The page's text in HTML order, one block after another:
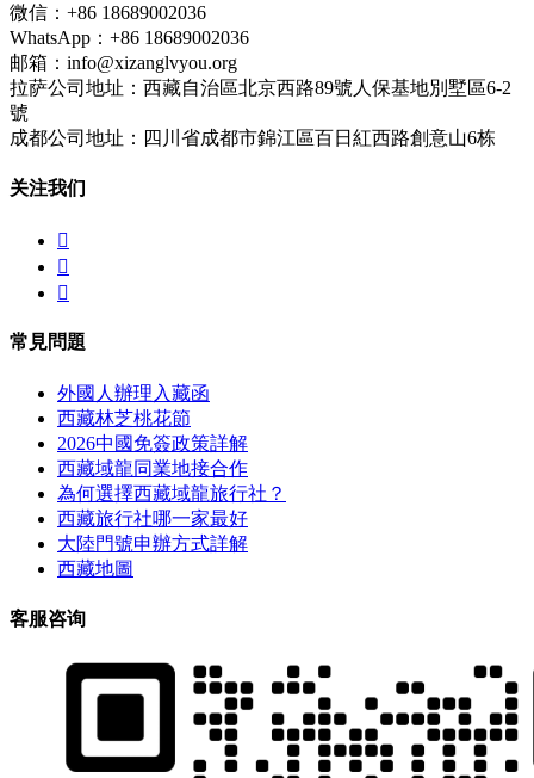
微信：+86 18689002036
WhatsApp：+86 18689002036
邮箱：info@xizanglvyou.org
拉萨公司地址：西藏自治區北京西路89號人保基地別墅區6-2
號
成都公司地址：四川省成都市錦江區百日紅西路創意山6栋
关注我们



常見問題
外國人辦理入藏函
西藏林芝桃花節
2026中國免簽政策詳解
西藏域龍同業地接合作
為何選擇西藏域龍旅行社？
西藏旅行社哪一家最好
大陸門號申辦方式詳解
西藏地圖
客服咨询